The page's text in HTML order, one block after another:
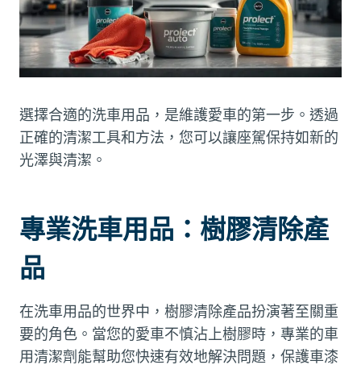
選擇合適的洗車用品，是維護愛車的第一步。透過
正確的清潔工具和方法，您可以讓座駕保持如新的
光澤與清潔。
專業洗車用品：樹膠清除產
品
在洗車用品的世界中，樹膠清除產品扮演著至關重
要的角色。當您的愛車不慎沾上樹膠時，專業的車
用清潔劑能幫助您快速有效地解決問題，保護車漆